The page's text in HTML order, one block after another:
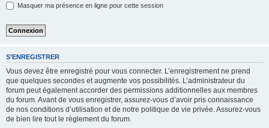
Masquer ma présence en ligne pour cette session
S’ENREGISTRER
Vous devez être enregistré pour vous connecter. L’enregistrement ne prend
que quelques secondes et augmente vos possibilités. L’administrateur du
forum peut également accorder des permissions additionnelles aux membres
du forum. Avant de vous enregistrer, assurez-vous d’avoir pris connaissance
de nos conditions d’utilisation et de notre politique de vie privée. Assurez-vous
de bien lire tout le règlement du forum.